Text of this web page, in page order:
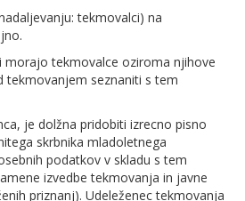
tekmovalci) na
tekmovalce oziroma njihove
tekmovanjem seznaniti s tem
je dolžna pridobiti izrecno pisno
skrbnika mladoletnega
podatkov v skladu s tem
izvedbe tekmovanja in javne
priznanj). Udeleženec tekmovanja